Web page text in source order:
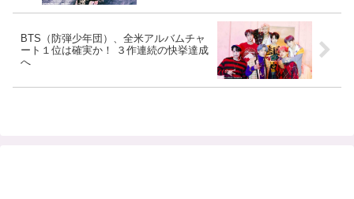
BTS（防弾少年団）、全米アルバムチャ
ート１位は確実か！ ３作連続の快挙達成
へ